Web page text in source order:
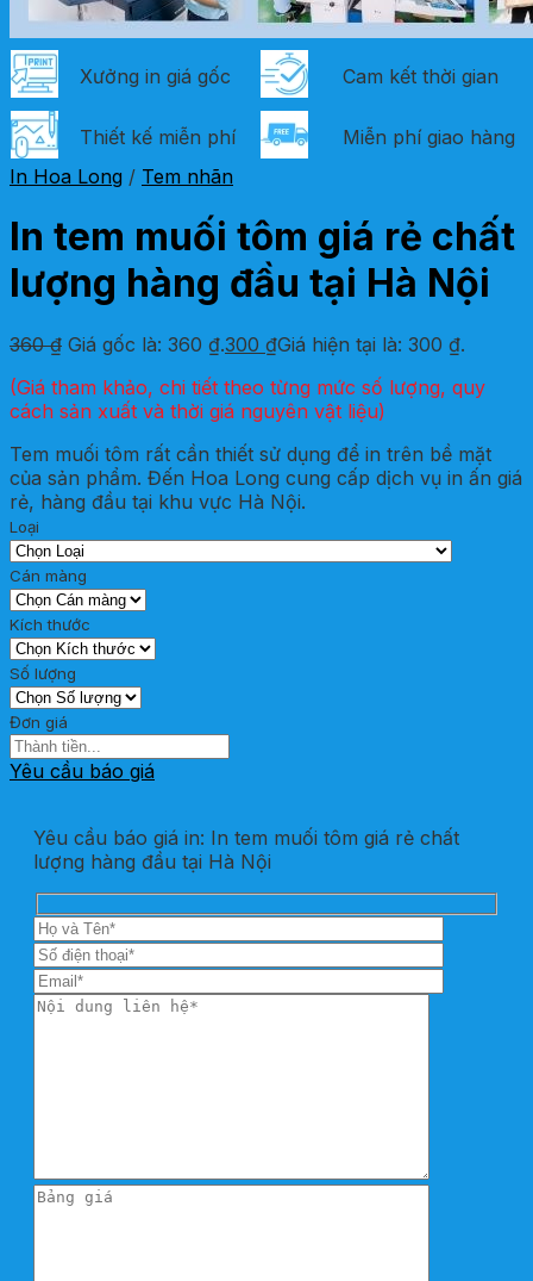
Xưởng in giá gốc Cam kết thời gian
Thiết kế miễn phí
Miễn phí giao hàng
In Hoa Long / Tem nhãn
In tem muối tôm giá rẻ chất
lượng hàng đầu tại Hà Nội
360₫ Giá gốc là: 360 ₫.300 ₫Giá hiện tại là: 300 ₫.
(Giá tham khảo, chi tiết theo từng mức số lượng, quy
cách sản xuất và thời giá nguyên vật liệu)
Tem muối tôm rất cần thiết sử dụng để in trên bề mặt
của sản phẩm. Đến Hoa Long cung cấp dịch vụ in ấn giá
rẻ, hàng đầu tại khu vực Hà Nội.
Loại
Cán màng
Kích thước
Số lượng
Đơn giá
Yêu cầu báo giá
Yêu cầu báo giá in: In tem muối tôm giá rẻ chất
lượng hàng đầu tại Hà Nội